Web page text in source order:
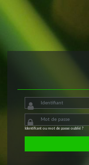
Identifiant ou mot de passe oublié ?